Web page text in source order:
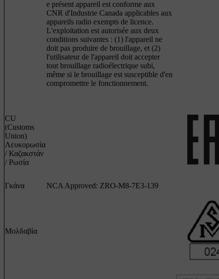
e présent appareil est conforme aux
CNR d'Industrie Canada applicables aux
appareils radio exempts de licence.
L'exploitation est autorisée aux deux
conditions suivantes : (1) l'appareil ne
doit pas produire de brouillage, et (2)
l'utilisateur de l'appareil doit accepter
tout brouillage radioélectrique subi,
même si le brouillage est susceptible d'en
compromettre le fonctionnement.
CU
(Customs
Union)
Λευκορωσία
/ Καζακστάν
/ Ρωσία
Γκάνα NCA Approved: ZRO-M8-7E3-139
Μολδαβία